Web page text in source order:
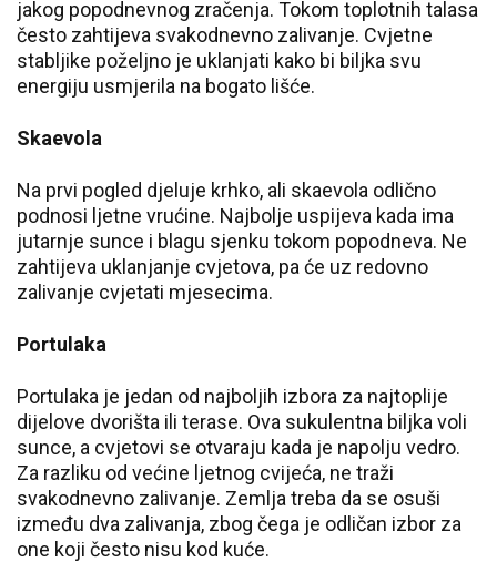
jakog popodnevnog zračenja. Tokom toplotnih talasa
često zahtijeva svakodnevno zalivanje. Cvjetne
stabljike poželjno je uklanjati kako bi biljka svu
energiju usmjerila na bogato lišće.
Skaevola
Na prvi pogled djeluje krhko, ali skaevola odlično
podnosi ljetne vrućine. Najbolje uspijeva kada ima
jutarnje sunce i blagu sjenku tokom popodneva. Ne
zahtijeva uklanjanje cvjetova, pa će uz redovno
zalivanje cvjetati mjesecima.
Portulaka
Portulaka je jedan od najboljih izbora za najtoplije
dijelove dvorišta ili terase. Ova sukulentna biljka voli
sunce, a cvjetovi se otvaraju kada je napolju vedro.
Za razliku od većine ljetnog cvijeća, ne traži
svakodnevno zalivanje. Zemlja treba da se osuši
između dva zalivanja, zbog čega je odličan izbor za
one koji često nisu kod kuće.